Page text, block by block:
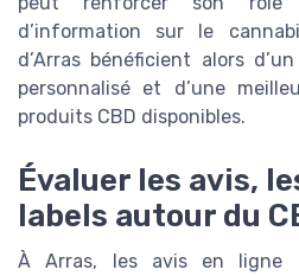
d’information sur le
d’Arras bénéficient alors
personnalisé et d’une
produits CBD disponibles.
Évaluer les avis,
labels autour du
À Arras, les avis en ligne